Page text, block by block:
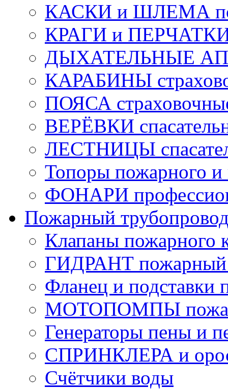
КАСКИ и ШЛЕМА
КРАГИ и ПЕРЧАТКИ
ДЫХАТЕЛЬНЫЕ
КАРАБИНЫ
ПОЯСА
ВЕРЁВКИ
ЛЕСТНИЦЫ
Топоры пожарного и
ФОНАРИ
Пожарный
Клапаны пожарного
ГИДРАНТ пожарный
Фланец и подставки
МОТОПОМПЫ
Генераторы пены и
СПРИНКЛЕРА и
Счётчики воды